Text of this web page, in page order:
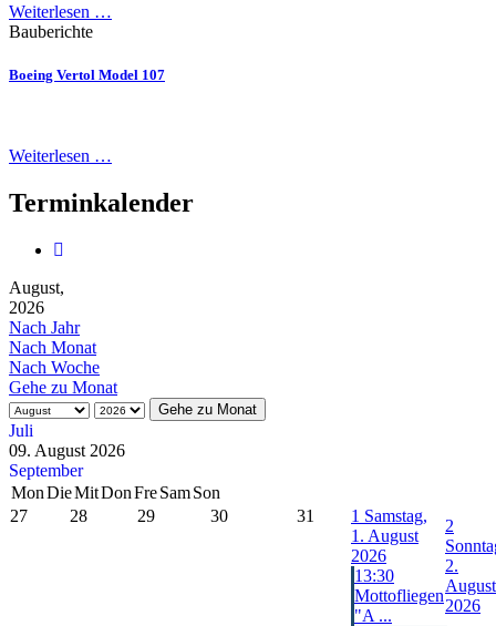
Weiterlesen …
Bauberichte
Boeing Vertol Model 107
Weiterlesen …
Terminkalender
August,
2026
Nach Jahr
Nach Monat
Nach Woche
Gehe zu Monat
Gehe zu Monat
Juli
09. August 2026
September
MonDieMitDonFreSamSon
27
28 29 30 31 1 Samstag,
1. August
2026
13:30
Mottofliegen
"A ...
2
2.
August
2026